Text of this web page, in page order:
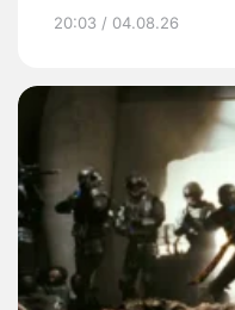
20:03 / 04.08.26